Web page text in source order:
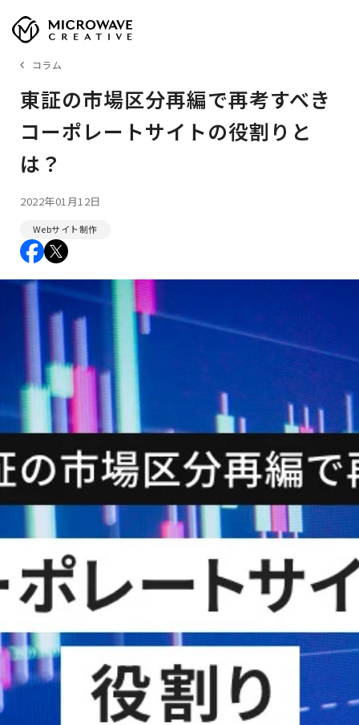
コラム
東証の市場区分再編で再考すべき
コーポレートサイトの役割りと
は？
2022年01月12日
Webサイト制作